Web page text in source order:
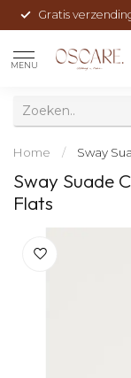
Gratis
MENU
Home / Sway
Sway Suade
Flats